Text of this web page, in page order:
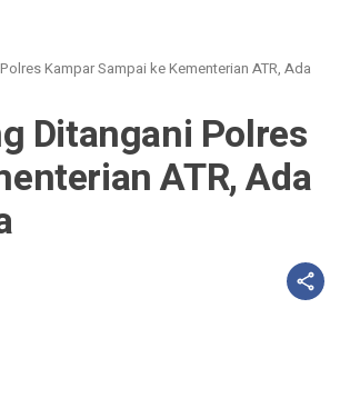
Kampar Sampai ke Kementerian ATR, Ada
Ditangani Polres
ATR, Ada